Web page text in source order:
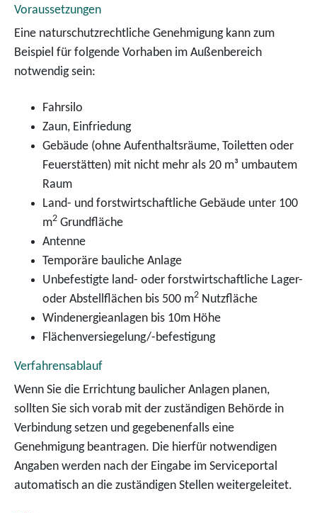
Voraussetzungen
Eine naturschutzrechtliche Genehmigung kann zum
Beispiel für folgende Vorhaben im Außenbereich
notwendig sein:
Fahrsilo
Zaun, Einfriedung
Gebäude (ohne Aufenthaltsräume, Toiletten oder
Feuerstätten) mit nicht mehr als 20 m³ umbautem
Raum
Land- und forstwirtschaftliche Gebäude unter 100
m2 Grundfläche
Antenne
Temporäre bauliche Anlage
Unbefestigte land- oder forstwirtschaftliche Lager-
oder Abstellflächen bis 500 m2 Nutzfläche
Windenergieanlagen bis 10m Höhe
Flächenversiegelung/-befestigung
Verfahrensablauf
Wenn Sie die Errichtung baulicher Anlagen planen,
sollten Sie sich vorab mit der zuständigen Behörde in
Verbindung setzen und gegebenenfalls eine
Genehmigung beantragen. Die hierfür notwendigen
Angaben werden nach der Eingabe im Serviceportal
automatisch an die zuständigen Stellen weitergeleitet.